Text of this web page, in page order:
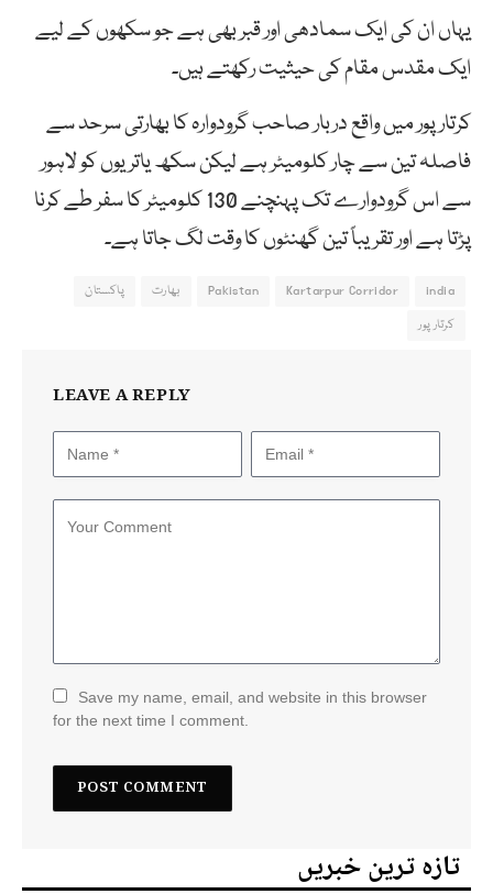
یہاں ان کی ایک سمادھی اور قبر بھی ہے جو سکھوں کے لیے
ایک مقدس مقام کی حیثیت رکھتے ہیں۔
کرتار پور میں واقع دربار صاحب گرودوارہ کا بھارتی سرحد سے
فاصلہ تین سے چار کلومیٹر ہے لیکن سکھ یاتریوں کو لاہور
سے اس گرودوارے تک پہنچنے 130 کلومیٹر کا سفر طے کرنا
پڑتا ہے اور تقریباً تین گھنٹوں کا وقت لگ جاتا ہے۔
india
Kartarpur Corridor
Pakistan بھارت
پاکستان
کرتار پور
LEAVE A REPLY
Save my name, email, and website in this browser
for the next time I comment.
تازہ ترین خبریں